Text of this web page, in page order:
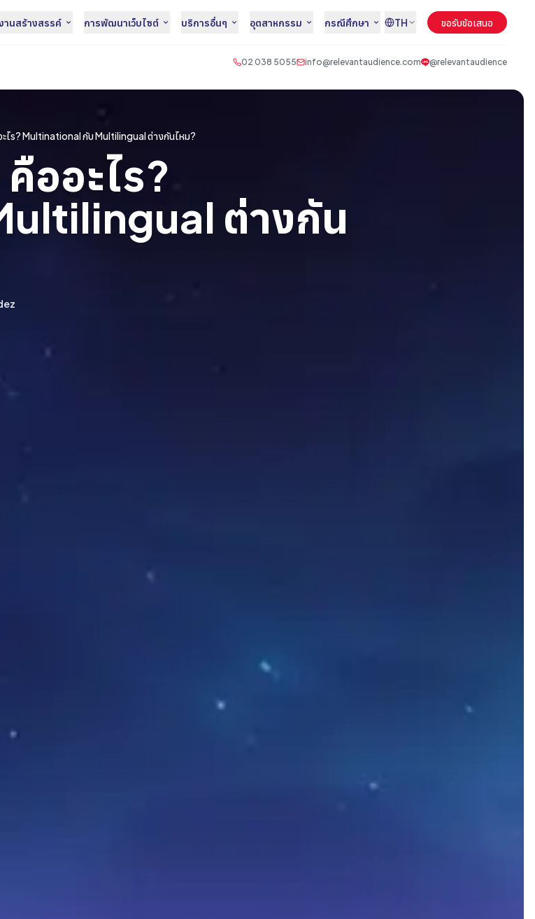
านสร้างสรรค์ การพัฒนาเว็บไซต์ บริการอื่นๆ อุตสาหกรรม กรณีศึกษา TH ขอรับข้อเสนอ
02 038 5055 info@relevantaudience.com @relevantaudience
ไร? Multinational กับ Multilingual ต่างกันไหม?
ออะไร?
ต่างกัน